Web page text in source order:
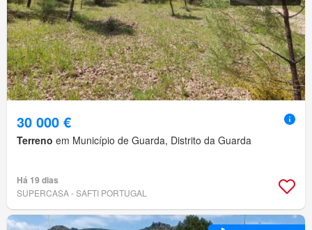
30 000 €
Terreno em Município de Guarda, Distrito da Guarda
Há 19 dias
SUPERCASA - SAFTI PORTUGAL